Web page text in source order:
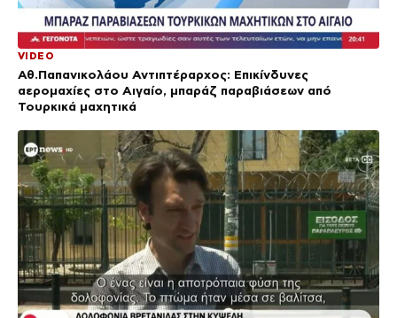
VIDEO
Αθ.Παπανικολάου Αντιπτέραρχος: Επικίνδυνες
αερομαχίες στο Αιγαίο, μπαράζ παραβιάσεων από
Τουρκικά μαχητικά